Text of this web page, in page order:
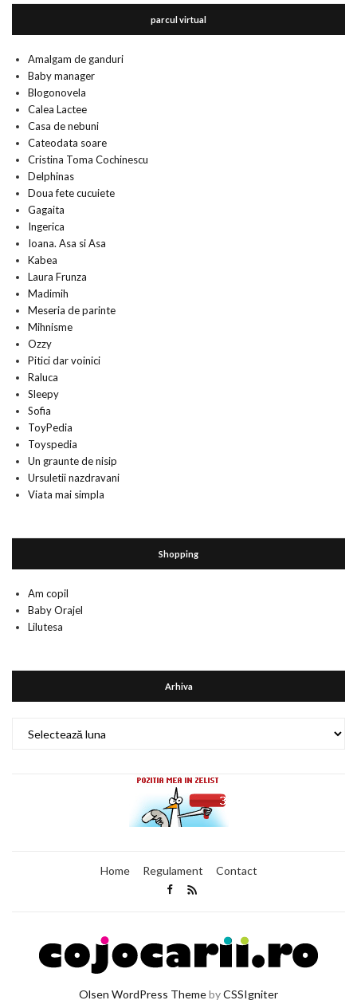
parcul virtual
Amalgam de ganduri
Baby manager
Blogonovela
Calea Lactee
Casa de nebuni
Cateodata soare
Cristina Toma Cochinescu
Delphinas
Doua fete cucuiete
Gagaita
Ingerica
Ioana. Asa si Asa
Kabea
Laura Frunza
Madimih
Meseria de parinte
Mihnisme
Ozzy
Pitici dar voinici
Raluca
Sleepy
Sofia
ToyPedia
Toyspedia
Un graunte de nisip
Ursuletii nazdravani
Viata mai simpla
Shopping
Am copil
Baby Orajel
Lilutesa
Arhiva
Home Regulament Contact
Olsen WordPress ThemebyCSSIgniter